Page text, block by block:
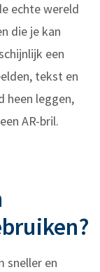
echte wereld
die je kan
een
tekst en
heen leggen,
AR-bril.
sneller en